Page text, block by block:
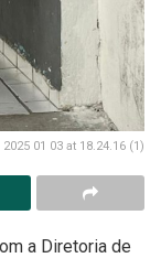
01 03 at 18.24.16 (1)
a Diretoria de